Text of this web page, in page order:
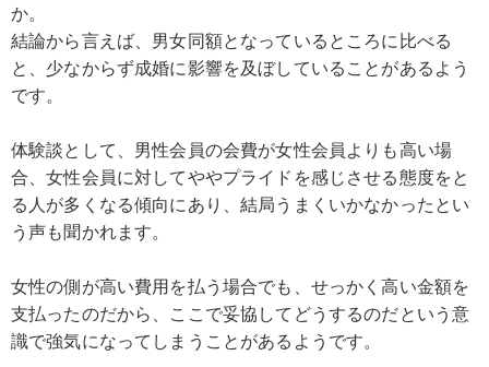
か。
結論から言えば、男女同額となっているところに比べる
と、少なからず成婚に影響を及ぼしていることがあるよう
です。
体験談として、男性会員の会費が女性会員よりも高い場
合、女性会員に対してややプライドを感じさせる態度をと
る人が多くなる傾向にあり、結局うまくいかなかったとい
う声も聞かれます。
女性の側が高い費用を払う場合でも、せっかく高い金額を
支払ったのだから、ここで妥協してどうするのだという意
識で強気になってしまうことがあるようです。